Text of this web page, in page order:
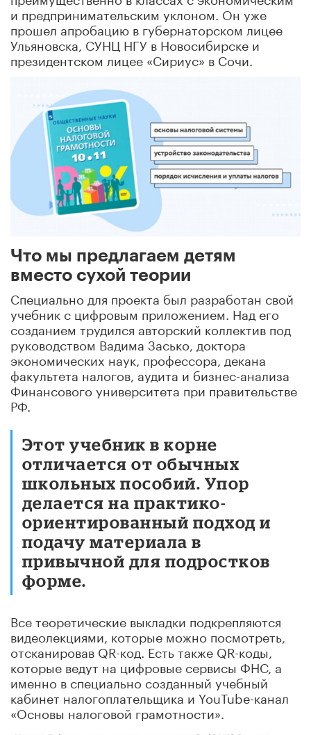
и предпринимательским уклоном. Он уже
прошел апробацию в губернаторском лицее
Ульяновска, СУНЦ НГУ в Новосибирске и
президентском лицее «Сириус» в Сочи.
Что мы предлагаем детям
вместо сухой теории
Специально для проекта был разработан свой
учебник с цифровым приложением. Над его
созданием трудился авторский коллектив под
руководством Вадима Засько, доктора
экономических наук, профессора, декана
факультета налогов, аудита и бизнес-анализа
Финансового университета при правительстве
РФ.
Этот учебник в корне
отличается от обычных
школьных пособий. Упор
делается на практико-
ориентированный подход и
подачу материала в
привычной для подростков
форме.
Все теоретические выкладки подкрепляются
видеолекциями, которые можно посмотреть,
отсканировав QR-код. Есть также QR-коды,
которые ведут на цифровые сервисы ФНС, а
именно в специально созданный учебный
кабинет налогоплательщика и YouTube-канал
«Основы налоговой грамотности».